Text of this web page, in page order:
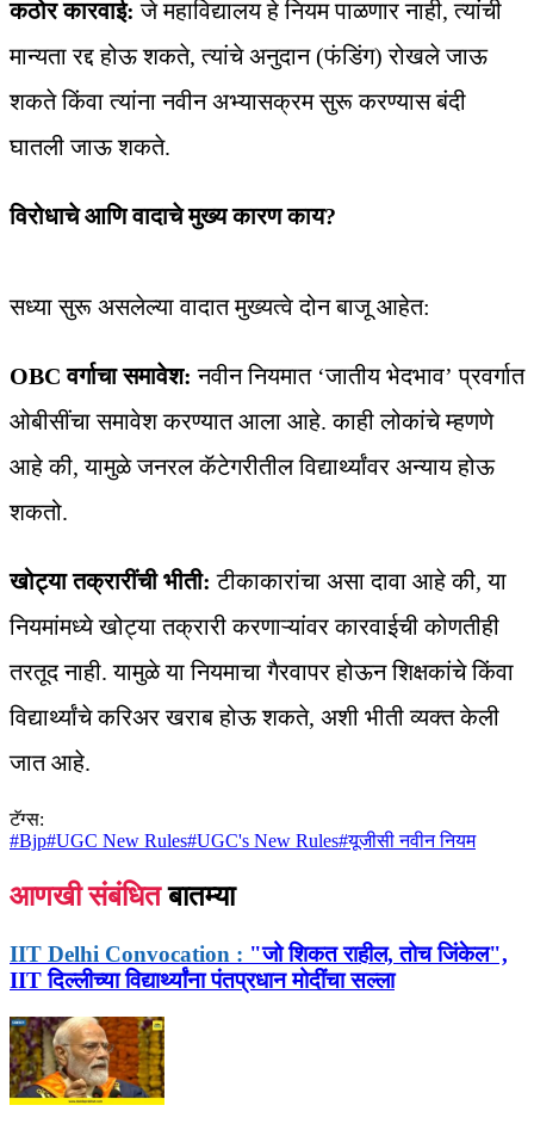
कठोर कारवाई: जे महाविद्यालय हे नियम पाळणार नाही, त्यांची
मान्यता रद्द होऊ शकते, त्यांचे अनुदान (फंडिंग) रोखले जाऊ
शकते किंवा त्यांना नवीन अभ्यासक्रम सुरू करण्यास बंदी
घातली जाऊ शकते.
विरोधाचे आणि वादाचे मुख्य कारण काय?
सध्या सुरू असलेल्या वादात मुख्यत्वे दोन बाजू आहेत:
OBC वर्गाचा समावेश: नवीन नियमात ‘जातीय भेदभाव’ प्रवर्गात
ओबीसींचा समावेश करण्यात आला आहे. काही लोकांचे म्हणणे
आहे की, यामुळे जनरल कॅटेगरीतील विद्यार्थ्यांवर अन्याय होऊ
शकतो.
खोट्या तक्रारींची भीती: टीकाकारांचा असा दावा आहे की, या
नियमांमध्ये खोट्या तक्रारी करणाऱ्यांवर कारवाईची कोणतीही
तरतूद नाही. यामुळे या नियमाचा गैरवापर होऊन शिक्षकांचे किंवा
विद्यार्थ्यांचे करिअर खराब होऊ शकते, अशी भीती व्यक्त केली
जात आहे.
टॅग्स:
#Bjp#UGC New Rules#UGC's New Rules#यूजीसी नवीन नियम
आणखी संबंधित बातम्या
IIT Delhi Convocation : "जो शिकत राहील, तोच जिंकेल",
IIT दिल्लीच्या विद्यार्थ्यांना पंतप्रधान मोदींचा सल्ला